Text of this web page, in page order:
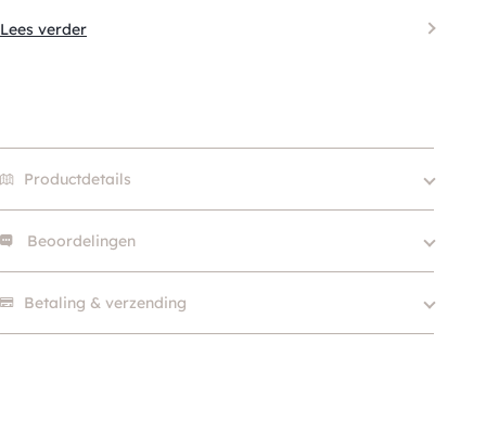
Lees verder
Productdetails
2.0cm, M, L, XL
Hondgrootte
Kleur
Roze
Beoordelingen
Betaling & verzending